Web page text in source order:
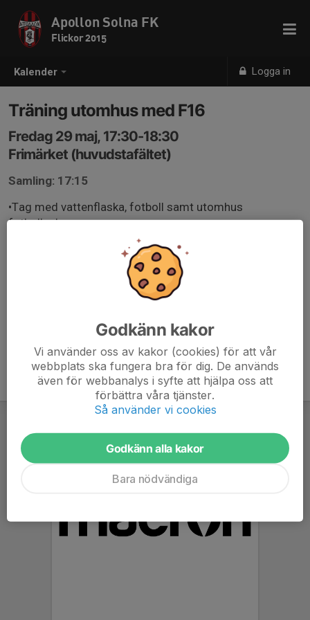
Kalender Logga in
Apollon Solna FK
Flickor 2015
Träning utomhus med F16
Fredag 29 maj, 17:30-18:30
Frimärket (huvudstafältet)
Samling: 17:15
•Tag med vattenflaska, fotboll samt utomhus
fotbollsskor
•Adress: Göran Petterson väg 171 53, Solna
Godkänn kakor
Vi använder oss av kakor (cookies) för att vår
webbplats ska fungera bra för dig. De används
även för webbanalys i syfte att hjälpa oss att
förbättra våra tjänster.
Så använder vi cookies
Godkänn alla kakor
Bara nödvändiga